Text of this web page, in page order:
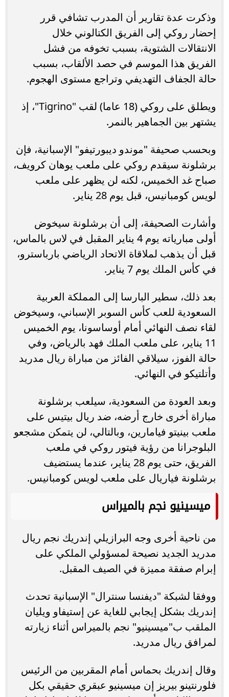
وذكرت عدة تقارير أن المدرب تشافي قرر
إحضار روكي إلى الفريق الكتالوني خلال
الانتقالات الشتوية، بسبب تخوفه من فشل
الفريق هذا الموسم في حصد الألقاب، بسبب
حالة الجفاف التهديفي وتراجع مستوى الهجوم.
ويطلق على روكي (18 عاما) لقب "Tigrino"، إذ
يشتهر بين الجماهير بالنمر.
وبحسب صحيفة "موندو ديبورتيفو" الإسبانية، فإن
برشلونة سيقدم روكي على ملعب يوهان كرويف،
صباح غد الخميس، لكنه لن يظهر على ملعب
لويس كومبانيس، قبل يوم 28 يناير.
وأشارت الصحيفة، إلى أن برشلونة سيخوض
أولى مبارياته يوم 4 يناير المقبل في لاس بالماس،
قبل أن يذهب لملاقاة الاتحاد الرياضي بارباسترو،
في كأس الملك يوم 7 يناير.
بعد ذلك، سطير البارسا إلى المملكة العربية
السعودية للعب كأس السوبر الإسباني، وسيخوض
لقاء نصف النهائي أمام أوساسونا، يوم الخميس
11 يناير، على ملعب الملك فهد بالرياض، وفي
حالة الفوز، سيلاقي الفائز من مباراة ريال مدريد
وأتلتيكو في النهائي.
وبعد العودة من السعودية، سيلعب برشلونة
مباراة أخرى خارج أرضه، ضد ريال بيتيس على
ملعب بينيتو فيامارين، وبالتالي، لن يتمكن مشجعو
البلوجرانا من رؤية فيتور روكي في ملعب
الفريق، حتى يوم 28 يناير، عندما يستضيف
برشلونة فياريال على ملعب لويس كومبانيس.
ميسينيو نجم بالميراس
من ناحية أخرى وجه البرازيلي إندريك نجم ريال
مدريد الجديد نصيحة لمسؤولي الملكي على
إبرام صفقة مميزة في الصيف المقبل.
ووفقا لشبكة "ديفنسا سنترال" الإسبانية تحدث
إندريك بشكل إيجابي للغاية عن إستيفاو ويليان
الملقب ب"ميسينيو" نجم بالميراس أثناء زيارته
لمرافق ريال مدريد.
وقال إندريك بحماس أمام المقربين من الرئيس
فلورنتينو بيريز إن ميسينيو عبقري حقيقي بكل